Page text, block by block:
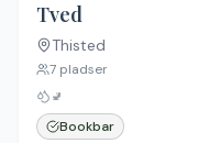
Tved
Thisted
7 pladser
🚽
Bookbar